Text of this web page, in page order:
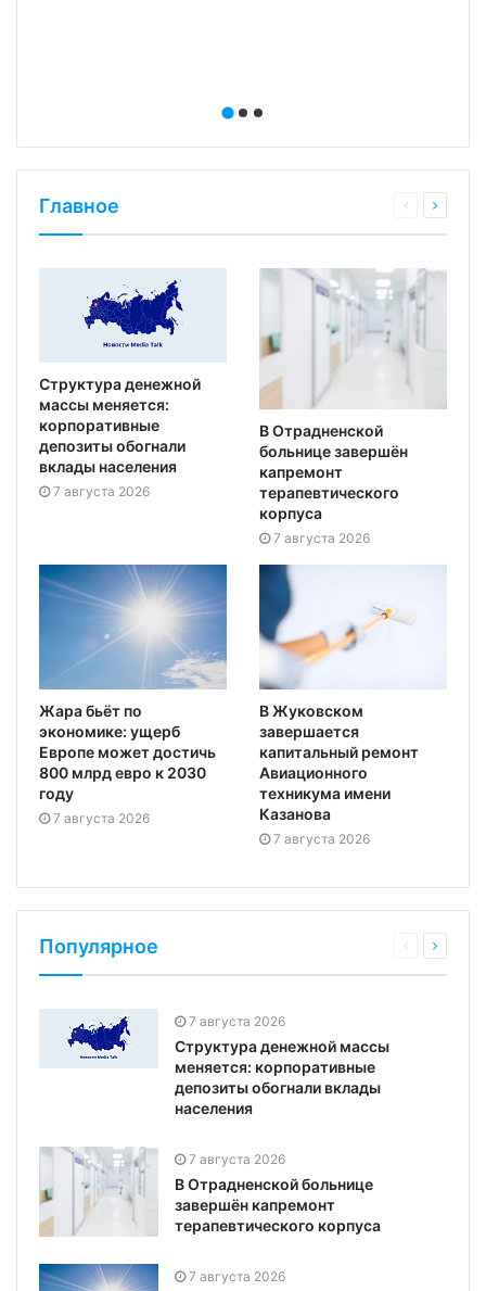
Главное
Структура денежной
массы меняется:
корпоративные
депозиты обогнали
вклады населения
7 августа 2026
В Отрадненской
больнице завершён
капремонт
терапевтического
корпуса
7 августа 2026
Жара бьёт по
экономике: ущерб
Европе может достичь
800 млрд евро к 2030
году
7 августа 2026
В Жуковском
завершается
капитальный ремонт
Авиационного
техникума имени
Казанова
7 августа 2026
Популярное
7 августа 2026
Структура денежной массы
меняется: корпоративные
депозиты обогнали вклады
населения
7 августа 2026
В Отрадненской больнице
завершён капремонт
терапевтического корпуса
7 августа 2026